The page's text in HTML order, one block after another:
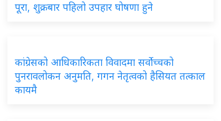
पूरा, शुक्रबार पहिलो उपहार घोषणा हुने
कांग्रेसको आधिकारिकता विवादमा सर्वोच्चको
पुनरावलोकन अनुमति, गगन नेतृत्वको हैसियत तत्काल
कायमै